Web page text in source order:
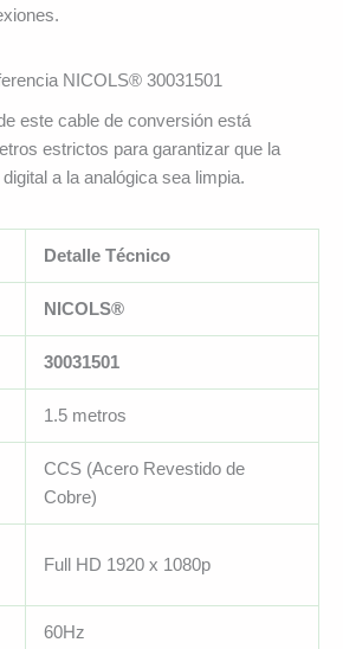
NICOLS® 30031501
este cable de conversión está
estrictos para garantizar que la
a la analógica sea limpia.
Detalle Técnico
NICOLS®
30031501
1.5 metros
CCS (Acero Revestido de
Cobre)
Full HD 1920 x 1080p
60Hz